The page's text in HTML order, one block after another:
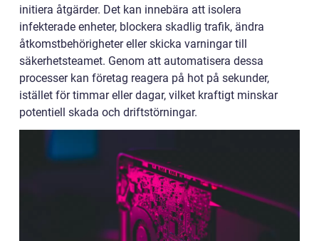
initiera åtgärder. Det kan innebära att isolera
infekterade enheter, blockera skadlig trafik, ändra
åtkomstbehörigheter eller skicka varningar till
säkerhetsteamet. Genom att automatisera dessa
processer kan företag reagera på hot på sekunder,
istället för timmar eller dagar, vilket kraftigt minskar
potentiell skada och driftstörningar.